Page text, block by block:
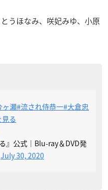
うほなみ、咲妃みゆ、小原
ヶ瀬#流され侍恭一#大倉忠
る
』公式｜Blu-ray＆DVD発
July 30, 2020